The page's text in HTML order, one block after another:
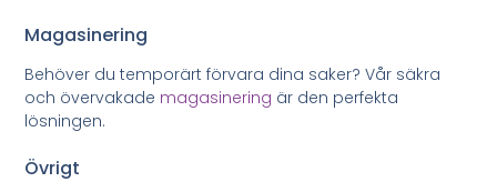
Magasinering
Behöver du temporärt förvara dina saker? Vår säkra
och övervakade magasinering är den perfekta
lösningen.
Övrigt